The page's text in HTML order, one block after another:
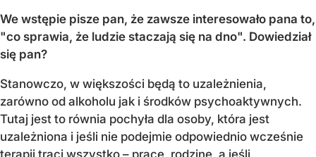
We wstępie pisze pan, że zawsze interesowało pana to,
"co sprawia, że ludzie staczają się na dno". Dowiedział
się pan?
Stanowczo, w większości będą to uzależnienia,
zarówno od alkoholu jak i środków psychoaktywnych.
Tutaj jest to równia pochyła dla osoby, która jest
uzależniona i jeśli nie podejmie odpowiednio wcześnie
terapii traci wszystko – pracę, rodzinę, a jeśli